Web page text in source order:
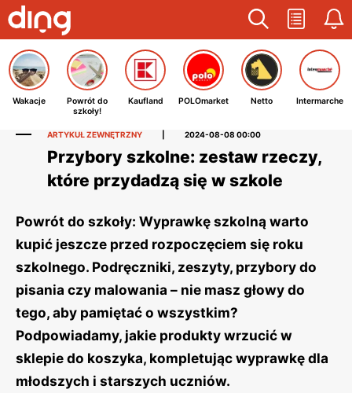
Wakacje
Powrót do
szkoły!
Kaufland POLOmarket Netto Intermarche
ARTYKUŁ ZEWNĘTRZNY 2024-08-08 00:00
Przybory szkolne: zestaw rzeczy,
które przydadzą się w szkole
Powrót do szkoły: Wyprawkę szkolną warto
kupić jeszcze przed rozpoczęciem się roku
szkolnego. Podręczniki, zeszyty, przybory do
pisania czy malowania – nie masz głowy do
tego, aby pamiętać o wszystkim?
Podpowiadamy, jakie produkty wrzucić w
sklepie do koszyka, kompletując wyprawkę dla
młodszych i starszych uczniów.